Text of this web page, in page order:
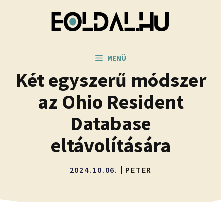
MENÜ
Két egyszerű módszer
az Ohio Resident
Database
eltávolítására
2024.10.06. PETER